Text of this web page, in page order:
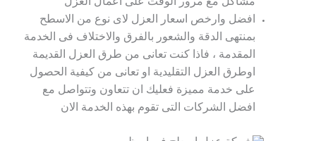
مشاكل مع مرور الوقت على اعمال العزل
افضل وارخص اسعار العزل لاى نوع من الاسطح
بمنتهى الدقة والشعور بالفرق والاختلاف فى الخدمة
المقدمة ، فاذا كنت تعانى من طرق العزل القديمة
اوطرق العزل التقليدية او تعانى من كيفية الحصول
على خدمة مميزة فعليك ان تتعاون وتتواصل مع
افضل الشركات التى تقوم بهذه الخدمة الان